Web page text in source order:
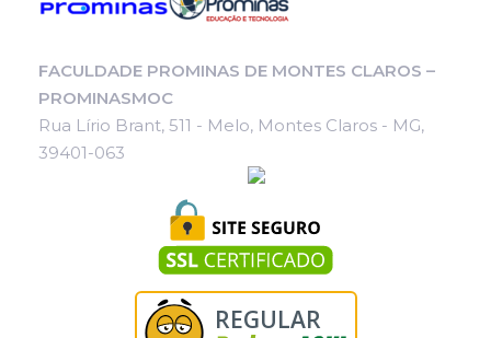
FACULDADE PROMINAS DE MONTES CLAROS –
PROMINASMOC
Rua Lírio Brant, 511 - Melo, Montes Claros - MG,
39401-063